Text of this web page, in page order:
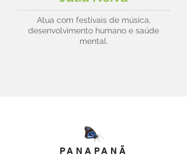
Atua com festivais de música,
desenvolvimento humano e saúde
mental.
PANAPANÃ